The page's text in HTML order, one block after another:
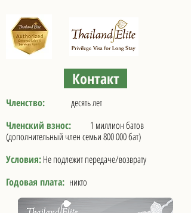
Контакт
Членство:
десять лет
Членский взнос:
1 миллион батов
(дополнительный член семьи 800 000 бат)
Условия:Не подлежит передаче/возврату
Годовая плата: никто